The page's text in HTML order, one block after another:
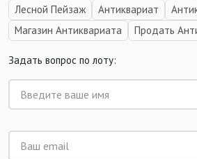
Лесной Пейзаж
Антиквариат
Магазин Антиквариата
Продать
Задать вопрос по лоту: